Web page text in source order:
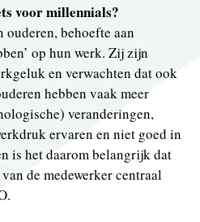
voor millennials?
ouderen, behoefte aan
op hun werk. Zij zijn
en verwachten dat ook
hebben vaak meer
veranderingen,
ervaren en niet goed in
is het daarom belangrijk dat
de medewerker centraal